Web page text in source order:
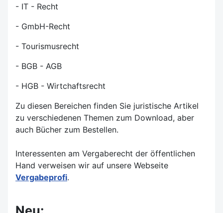
- IT - Recht
- GmbH-Recht
- Tourismusrecht
- BGB - AGB
- HGB - Wirtchaftsrecht
Zu diesen Bereichen finden Sie juristische Artikel
zu verschiedenen Themen zum Download, aber
auch Bücher zum Bestellen.
Interessenten am Vergaberecht der öffentlichen
Hand verweisen wir auf unsere Webseite
Vergabeprofi.